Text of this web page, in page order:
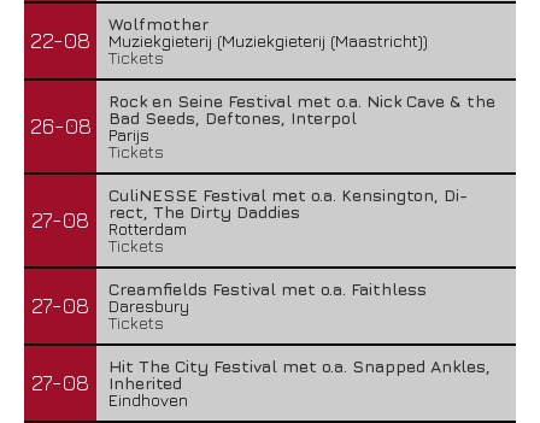
22-08
Wolfmother
Muziekgieterij (Muziekgieterij (Maastricht))
Tickets
26-08
Rock en Seine Festival met o.a. Nick Cave & the
Bad Seeds, Deftones, Interpol
Parijs
Tickets
27-08
CuliNESSE Festival met o.a. Kensington, Di-
rect, The Dirty Daddies
Rotterdam
Tickets
27-08
Creamfields Festival met o.a. Faithless
Daresbury
Tickets
27-08
Hit The City Festival met o.a. Snapped Ankles,
Inherited
Eindhoven